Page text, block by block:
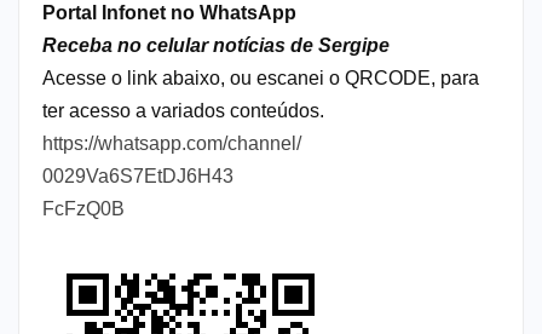
Portal Infonet no WhatsApp
Receba no celular notícias de Sergipe
Acesse o link abaixo, ou escanei o QRCODE, para
ter acesso a variados conteúdos.
https://whatsapp.com/channel/
0029Va6S7EtDJ6H43
FcFzQ0B